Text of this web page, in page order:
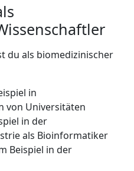
du als biomedizinischer
in
von Universitäten
in der
als Bioinformatiker
Beispiel in der